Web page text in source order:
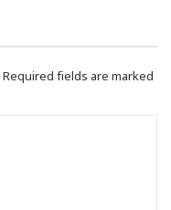
Required fields are marked